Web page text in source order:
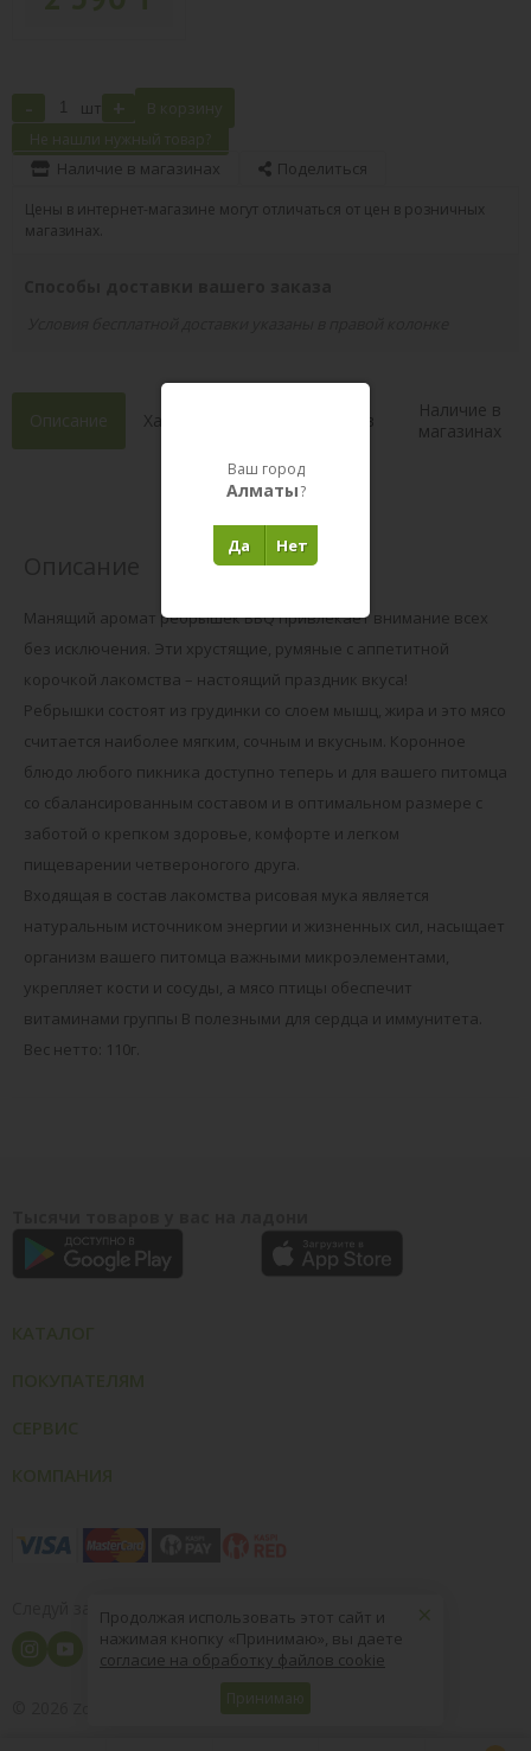
- шт + В корзину
Не нашли нужный товар?
Наличие в магазинах Поделиться
Цены в интернет-магазине могут отличаться от цен в розничных
магазинах.
Описание Характеристики Состав
Наличие в
магазинах
Отзывы 0 (0)
Манящий аромат ребрышек BBQ привлекает внимание всех
без исключения. Эти хрустящие, румяные с аппетитной
корочкой лакомства – настоящий праздник вкуса!
Ребрышки состоят из грудинки со слоем мышц, жира и это мясо
считается наиболее мягким, сочным и вкусным. Коронное
блюдо любого пикника доступно теперь и для вашего питомца
со сбалансированным составом и в оптимальном размере с
заботой о крепком здоровье, комфорте и легком
пищеварении четвероногого друга.
Входящая в состав лакомства рисовая мука является
натуральным источником энергии и жизненных сил, насыщает
организм вашего питомца важными микроэлементами,
укрепляет кости и сосуды, а мясо птицы обеспечит
витаминами группы B полезными для сердца и иммунитета.
Вес нетто: 110г.
Следуй за нами
8 (800) 004-09-40
×
Продолжая использовать этот сайт и
нажимая кнопку «Принимаю», вы даете
согласие на обработку файлов cookie
Принимаю
Ваш город
Алматы?
Нет
Да